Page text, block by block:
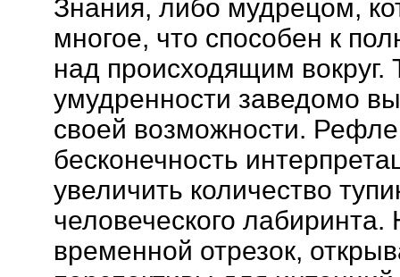
Знания, либо мудрецом,
многое, что способен к
над происходящим вокруг.
умудренности заведомо
своей возможности.
бесконечность
увеличить количество
человеческого
временной отрезок,